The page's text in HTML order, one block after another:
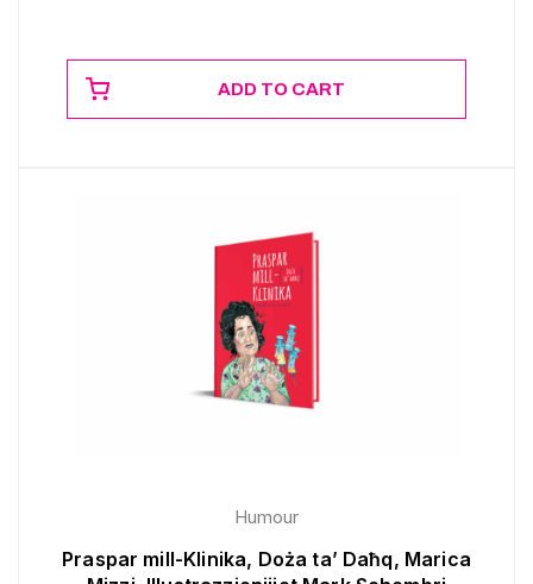
ADD TO CART
Humour
Praspar mill-Klinika, Doża ta’ Daħq, Marica